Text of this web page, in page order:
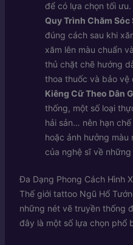
để có lựa chọn tối ưu.
Quy Trình Chăm Sóc
đúng cách sau khi
xăm lên màu chuẩn
thủ chặt chẽ hướng
thoa thuốc và bảo vệ
Kiêng Cữ Theo Dân
thống, một số loại
hải sản… nên hạn
hoặc ảnh hưởng màu
của nghệ sĩ về
Đa Dạng Phong Cách Hình
Thế giới tattoo Ngũ Hổ
những nét vẽ truyền thống
đây là một số lựa chọn phổ